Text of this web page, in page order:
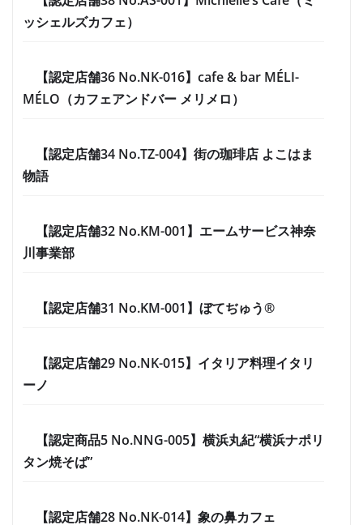
ッシェルズカフェ）
【認定店舗36 No.NK-016】cafe & bar MÉLI-
MÉLO（カフェアンドバー メリメロ）
【認定店舗34 No.TZ-004】街の珈琲店 よこはま
物語
【認定店舗32 No.KM-001】エームサービス神奈
川事業部
【認定店舗31 No.KM-001】ぼてぢゅう®
【認定店舗29 No.NK-015】イタリア料理イタリ
ーノ
【認定商品5 No.NNG-005】横浜丸紀“横浜ナポリ
タン焼そば”
【認定店舗28 No.NK-014】象の鼻カフェ